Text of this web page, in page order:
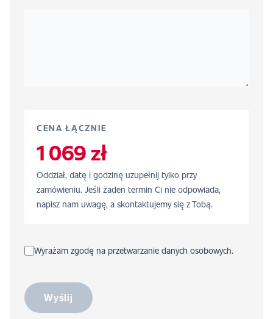
CENA ŁĄCZNIE
1 069 zł
Oddział, datę i godzinę uzupełnij tylko przy
zamówieniu. Jeśli żaden termin Ci nie odpowiada,
napisz nam uwagę, a skontaktujemy się z Tobą.
Wyrażam zgodę na przetwarzanie danych osobowych.
Wyślij